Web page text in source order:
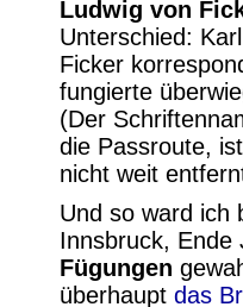
Ludwig von
Unterschied:
Ficker
fungierte
(Der
die Passroute,
nicht weit
Und so ward ich
Innsbruck, Ende
Fügungen
überhaupt das